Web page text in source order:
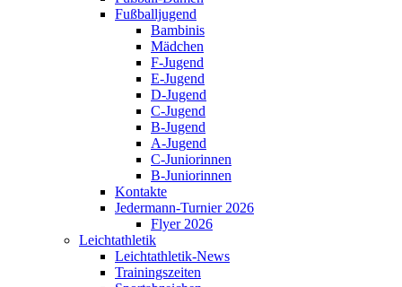
Fußballjugend
Bambinis
Mädchen
F-Jugend
E-Jugend
D-Jugend
C-Jugend
B-Jugend
A-Jugend
C-Juniorinnen
B-Juniorinnen
Kontakte
Jedermann-Turnier 2026
Flyer 2026
Leichtathletik
Leichtathletik-News
Trainingszeiten